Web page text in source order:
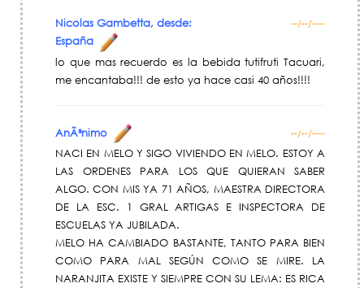
Nicolas Gambetta, desde:
España
--/--/----
lo que mas recuerdo es la bebida tutifruti Tacuari,
me encantaba!!! de esto ya hace casi 40 años!!!!
AnÃ³nimo --/--/----
NACI EN MELO Y SIGO VIVIENDO EN MELO. ESTOY A
LAS ORDENES PARA LOS QUE QUIERAN SABER
ALGO. CON MIS YA 71 AÑOS, MAESTRA DIRECTORA
DE LA ESC. 1 GRAL ARTIGAS E INSPECTORA DE
ESCUELAS YA JUBILADA.
MELO HA CAMBIADO BASTANTE, TANTO PARA BIEN
COMO PARA MAL SEGÚN COMO SE MIRE. LA
NARANJITA EXISTE Y SIEMPRE CON SU LEMA: ES RICA